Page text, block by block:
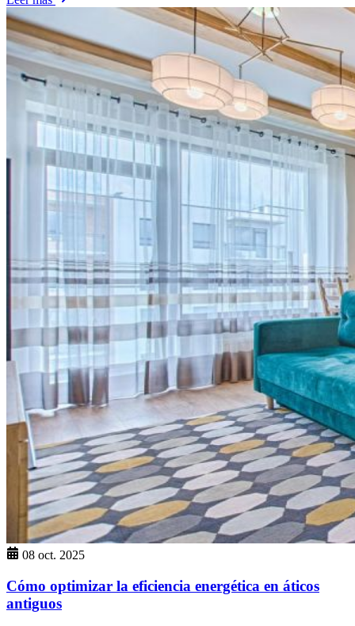
08 oct. 2025
Cómo optimizar la eficiencia energética en áticos
antiguos